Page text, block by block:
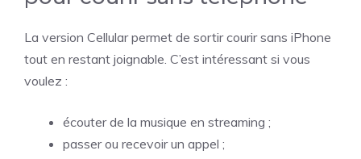
La version Cellular permet de sortir courir sans iPhone
tout en restant joignable. C’est intéressant si vous
voulez :
écouter de la musique en streaming ;
passer ou recevoir un appel ;